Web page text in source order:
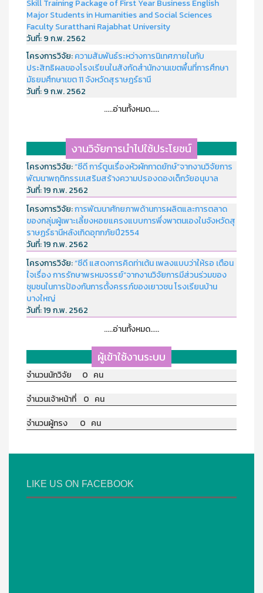
Skill Training Package of First Year Business English
Major Students in Humanities and Social Sciences
Faculty Suratthani Rajabhat University
วันที่:9 ก.พ. 2562
โครงการวิจัย:ความสัมพันธ์ระหว่างการนิเทศภายในกับ
ประสิทธิผลของโรงเรียนในสังกัดสำนักงานเขตพื้นที่การศึกษา
มัธยมศึกษาเขต 11 จังหวัดสุราษฎร์ธานี
วันที่:9 ก.พ. 2562
.....อ่านทั้งหมด.....
งานวิจัยการนำไปใช้ประโยชน์
โครงการวิจัย:“ซีดี การ์ตูนเรื่องหัวผักกาดยักษ์”จากงานวิจัยการ
พัฒนาพฤติกรรมเสริมสร้างความปรองดองเด็กวัยอนุบาล
วันที่:19 ก.พ. 2562
โครงการวิจัย:การพัฒนาศักยภาพด้านการผลิตและการตลาด
ของกลุ่มผู้เพาะเลี้ยงหอยแครงแบบการพึ่งพาตนเองในจังหวัดสุ
ราษฏร์ธานีหลังเกิดอุทกภัยปี2554
วันที่:19 ก.พ. 2562
โครงการวิจัย:“ซีดี แสดงการคิดท่าเต้น เพลงแบบว่าให้รอ เตือน
ใจเรื่อง การรักษาพรหมจรรย์”จากงานวิจัยการมีส่วนร่วมของ
ชุมชนในการป้องกันการตั้งครรภ์ของเยาวชน โรงเรียนบ้าน
บางใหญ่
วันที่:19 ก.พ. 2562
.....อ่านทั้งหมด.....
ผู้เข้าใช้งานระบบ
จำนวนนักวิจัย 0 คน
จำนวนเจ้าหน้าที่ 0 คน
จำนวนผู้ทรง 0 คน
LIKE US ON FACEBOOK